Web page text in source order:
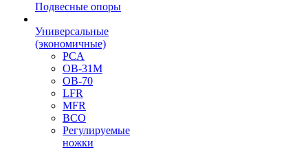
Подвесные опоры
Универсальные
(экономичные)
PCA
ОВ-31М
OB-70
LFR
MFR
ВСО
Регулируемые
ножки